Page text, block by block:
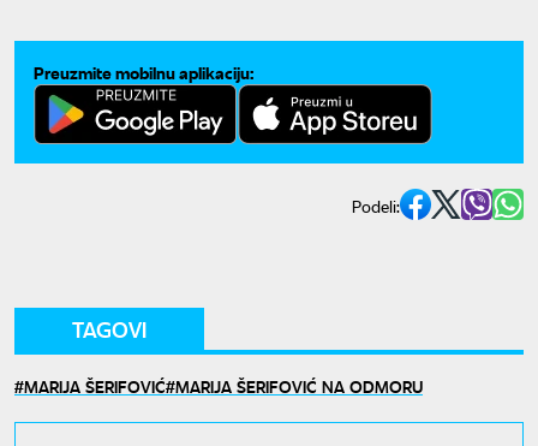
Preuzmite mobilnu aplikaciju:
Podeli:
TAGOVI
MARIJA ŠERIFOVIĆ MARIJA ŠERIFOVIĆ NA ODMORU